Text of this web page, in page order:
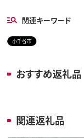
関連キーワード
小千谷市
おすすめ返礼品
関連返礼品